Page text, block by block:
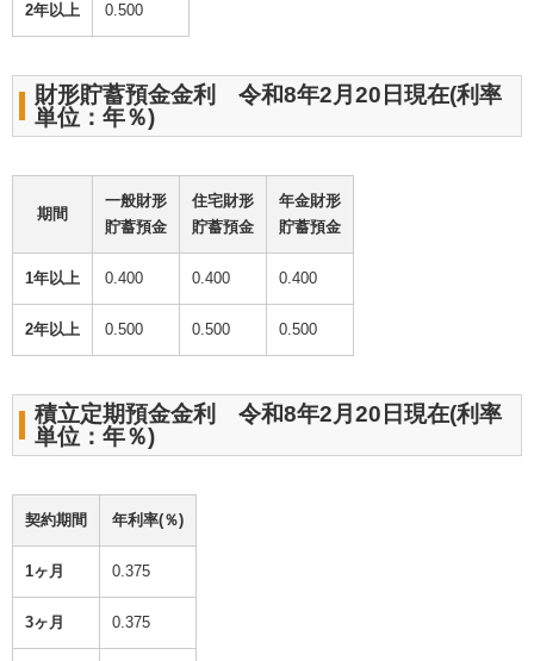
2年以上 0.500
財形貯蓄預金金利 令和8年2月20日現在(利率
単位：年％)
期間
一般財形
貯蓄預金
住宅財形
貯蓄預金
年金財形
貯蓄預金
1年以上 0.400 0.400 0.400
2年以上 0.500 0.500 0.500
積立定期預金金利 令和8年2月20日現在(利率
単位：年％)
契約期間 年利率(％)
1ヶ月 0.375
3ヶ月 0.375